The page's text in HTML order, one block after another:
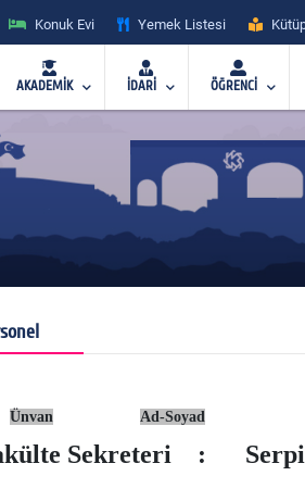
Konuk Evi Yemek Listesi
AKADEMİK İDARİ ÖĞRENCİ
Ünvan Ad-Soyad
Sekreteri :